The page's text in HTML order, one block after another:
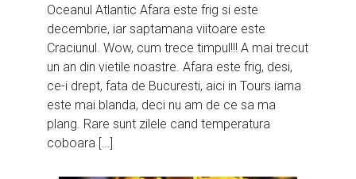
Oceanul Atlantic Afara este frig si este
decembrie, iar saptamana viitoare este
Craciunul. Wow, cum trece timpul!!! A mai trecut
un an din vietile noastre. Afara este frig, desi,
ce-i drept, fata de Bucuresti, aici in Tours iarna
este mai blanda, deci nu am de ce sa ma
plang. Rare sunt zilele cand temperatura
coboara […]